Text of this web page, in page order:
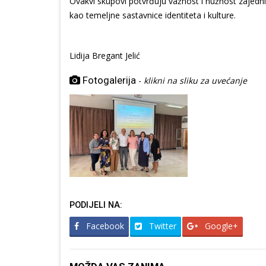
kao temeljne sastavnice identiteta i kulture.
Lidija Bregant Jelić
Fotogalerija - klikni na sliku za uvećanje
PODIJELI NA:
Facebook Twitter Google+